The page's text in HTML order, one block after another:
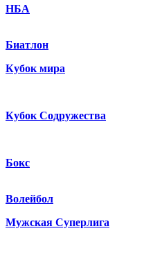
НБА
Биатлон
Кубок мира
Кубок Содружества
Бокс
Волейбол
Мужская Суперлига